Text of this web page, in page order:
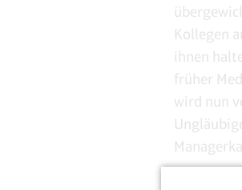
Kollegen
ihnen
früher
wird nun